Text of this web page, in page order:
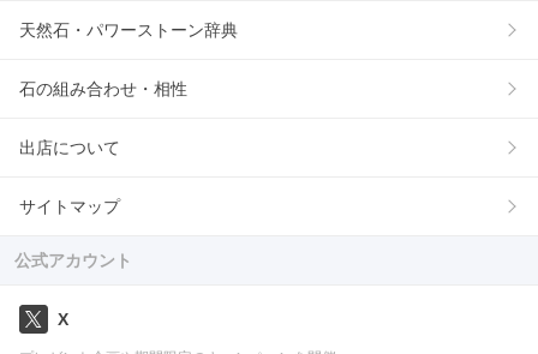
天然石・パワーストーン辞典
石の組み合わせ・相性
出店について
サイトマップ
公式アカウント
X